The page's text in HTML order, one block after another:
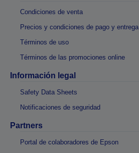
Condiciones de venta
Precios y condiciones de pago y entrega
Términos de uso
Términos de las promociones online
Información legal
Safety Data Sheets
Notificaciones de seguridad
Partners
Portal de colaboradores de Epson